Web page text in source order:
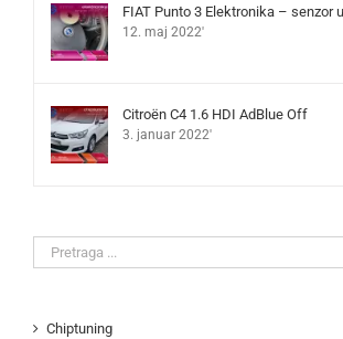
FIAT Punto 3 Elektronika – senzor
12. maj 2022'
Citroën C4 1.6 HDI AdBlue Off
3. januar 2022'
Search
for:
Chiptuning